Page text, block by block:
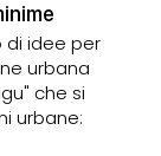
di idee per
urbana
che si
urbane: